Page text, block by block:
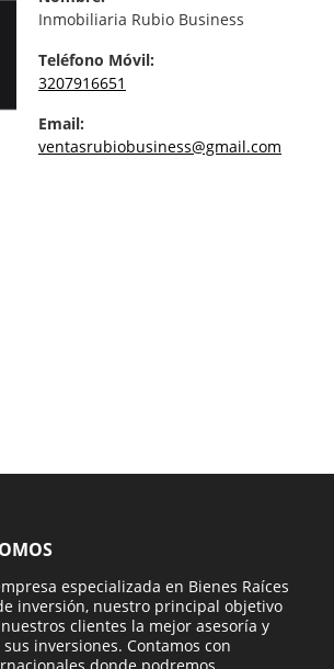
Inmobiliaria Rubio Business
Teléfono Móvil:
3207916651
Email:
ventasrubiobusiness@gmail.com
especializada en Bienes Raíces
inversión, nuestro principal objetivo
clientes la mejor asesoría y
inversiones. Contamos con